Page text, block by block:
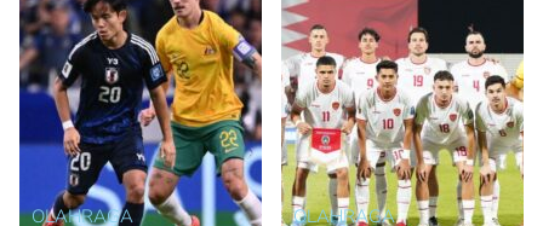
OLAHRAGA OLAHRAGA